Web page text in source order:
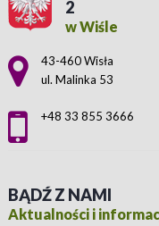
2
w Wiśle
Adres pocztowy:
43-460 Wisła
ul. Malinka 53
+48 33 855 3666
BĄDŹ Z NAMI
Aktualności i